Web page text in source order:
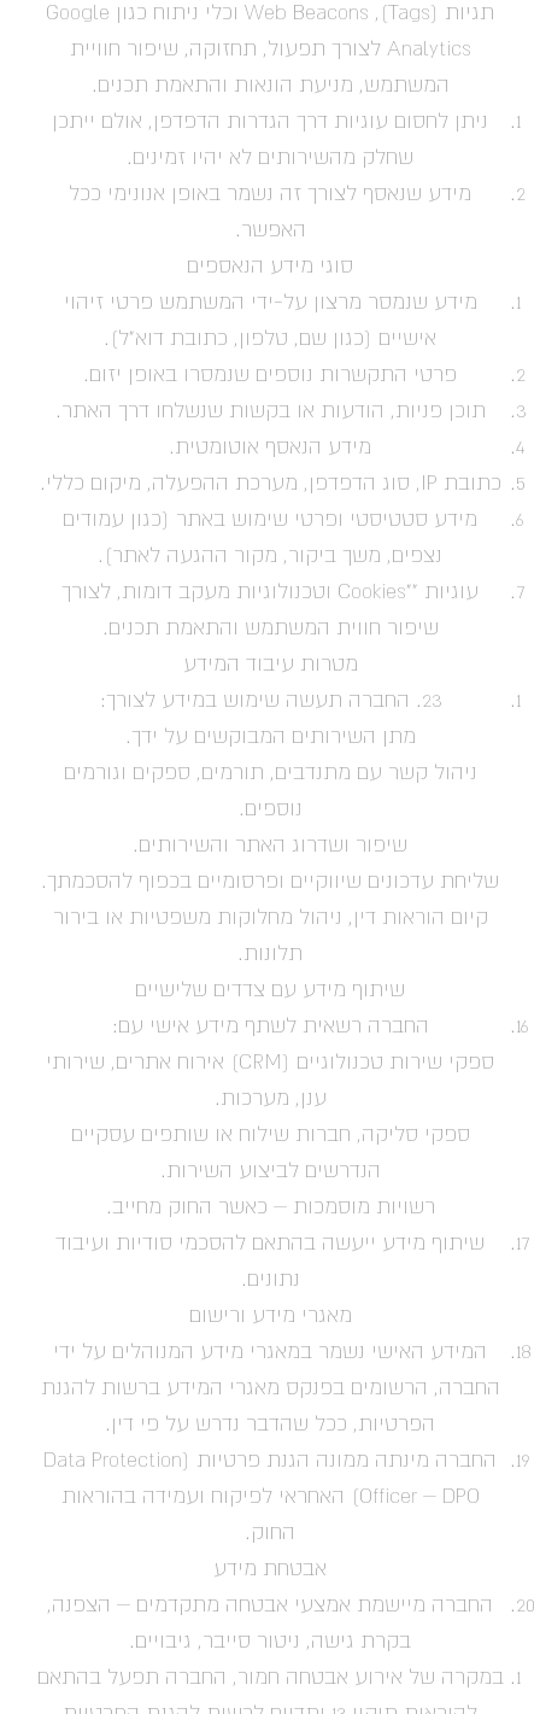
תגיות (Tags), Web Beacons וכלי ניתוח כגון Google
Analytics לצורך תפעול, תחזוקה, שיפור חוויית
המשתמש, מניעת הונאות והתאמת תכנים.
ניתן לחסום עוגיות דרך הגדרות הדפדפן, אולם ייתכן
שחלק מהשירותים לא יהיו זמינים.
מידע שנאסף לצורך זה נשמר באופן אנונימי ככל
האפשר.
סוגי מידע הנאספים
מידע שנמסר מרצון על-ידי המשתמש פרטי זיהוי
אישיים (כגון שם, טלפון, כתובת דוא"ל).
פרטי התקשרות נוספים שנמסרו באופן יזום.
תוכן פניות, הודעות או בקשות שנשלחו דרך האתר.
מידע הנאסף אוטומטית.
כתובת IP, סוג הדפדפן, מערכת ההפעלה, מיקום כללי.
מידע סטטיסטי ופרטי שימוש באתר (כגון עמודים
נצפים, משך ביקור, מקור ההגעה לאתר).
עוגיות ""Cookies וטכנולוגיות מעקב דומות, לצורך
שיפור חווית המשתמש והתאמת תכנים.
מטרות עיבוד המידע
23. החברה תעשה שימוש במידע לצורך:
מתן השירותים המבוקשים על ידך.
ניהול קשר עם מתנדבים, תורמים, ספקים וגורמים
נוספים.
שיפור ושדרוג האתר והשירותים.
שליחת עדכונים שיווקיים ופרסומיים בכפוף להסכמתך.
קיום הוראות דין, ניהול מחלוקות משפטיות או בירור
תלונות.
שיתוף מידע עם צדדים שלישיים
החברה רשאית לשתף מידע אישי עם:
ספקי שירות טכנולוגיים (CRM) אירוח אתרים, שירותי
ענן, מערכות.
ספקי סליקה, חברות שילוח או שותפים עסקיים
הנדרשים לביצוע השירות.
רשויות מוסמכות – כאשר החוק מחייב.
שיתוף מידע ייעשה בהתאם להסכמי סודיות ועיבוד
נתונים.
מאגרי מידע ורישום
המידע האישי נשמר במאגרי מידע המנוהלים על ידי
החברה, הרשומים בפנקס מאגרי המידע ברשות להגנת
הפרטיות, ככל שהדבר נדרש על פי דין.
החברה מינתה ממונה הגנת פרטיות (Data Protection
Officer – DPO) האחראי לפיקוח ועמידה בהוראות
החוק.
אבטחת מידע
החברה מיישמת אמצעי אבטחה מתקדמים – הצפנה,
בקרת גישה, ניטור סייבר, גיבויים.
במקרה של אירוע אבטחה חמור, החברה תפעל בהתאם